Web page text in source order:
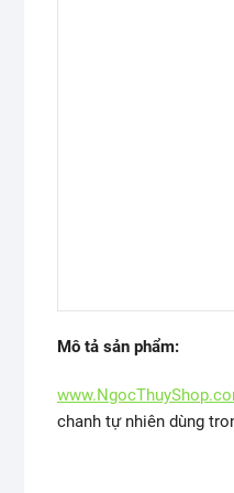
Mô tả sản phẩm:
chanh tự nhiên dùng